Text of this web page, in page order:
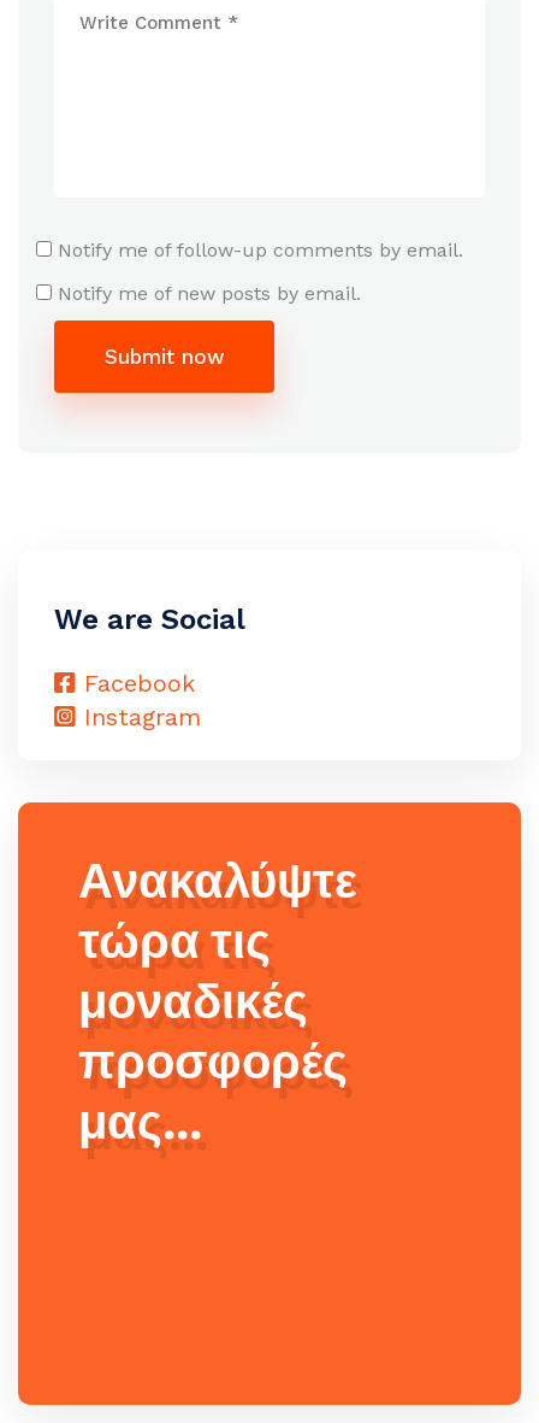
Notify me of follow-up comments by email.
Notify me of new posts by email.
Submit now
We are Social
Facebook
Instagram
Ανακαλύψτε
τώρα τις
μοναδικές
προσφορές
μας...